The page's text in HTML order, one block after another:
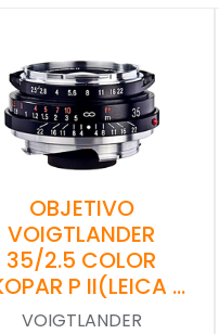
OBJETIVO
VOIGTLANDER
35/2.5 COLOR
P II(LEICA …
VOIGTLANDER